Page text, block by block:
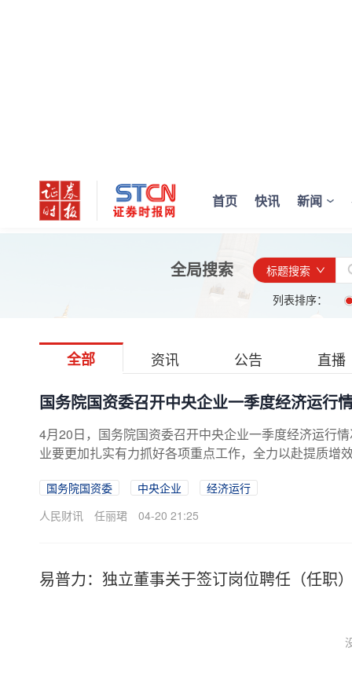
首页 快讯 新闻
全局搜索
标题搜索
列表排序：
全部 资讯 公告 直播
国务院国资委召开中央企业一季度经济运行
4月20日，国务院国资委召开中央企业一季度经济运行
业要更加扎实有力抓好各项重点工作，全力以赴提质增
国务院国资委 中央企业
经济运行
人民财讯
任丽珺 04-20 21:25
易普力：独立董事关于签订岗位聘任（任职